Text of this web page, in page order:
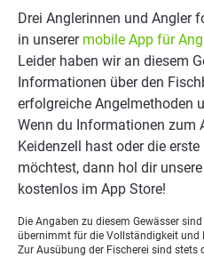
Drei Anglerinnen und Angler
in unserer mobile App für
Leider haben wir an diesem
Informationen über den
erfolgreiche Angelmethoden
Wenn du Informationen zum
Keidenzell hast oder die
möchtest, dann hol dir
kostenlos im App Store!
Die Angaben zu diesem Gewässer
übernimmt für die Vollständigkeit und
Zur Ausübung der Fischerei sind stets